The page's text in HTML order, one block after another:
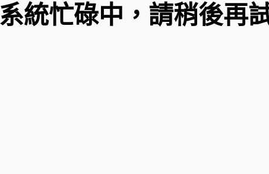
系統忙碌中，請稍後再